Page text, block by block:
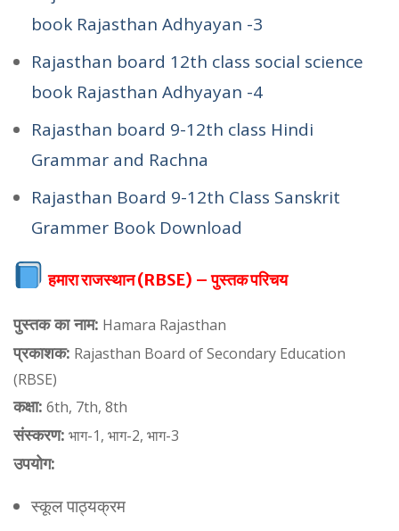
book Rajasthan Adhyayan -3
Rajasthan board 12th class social science
book Rajasthan Adhyayan -4
Rajasthan board 9-12th class Hindi
Grammar and Rachna
Rajasthan Board 9-12th Class Sanskrit
Grammer Book Download
हमारा राजस्थान (RBSE) – पुस्तक परिचय
पुस्तक का नाम: Hamara Rajasthan
प्रकाशक: Rajasthan Board of Secondary Education
(RBSE)
कक्षा: 6th, 7th, 8th
संस्करण: भाग-1, भाग-2, भाग-3
उपयोग:
स्कूल पाठ्यक्रम